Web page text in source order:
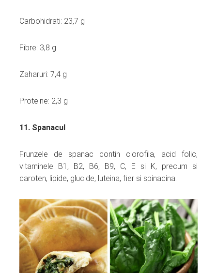
Carbohidrati: 23,7 g
Fibre: 3,8 g
Zaharuri: 7,4 g
Proteine: 2,3 g
11. Spanacul
Frunzele de spanac contin clorofila, acid folic,
vitaminele B1, B2, B6, B9, C, E si K, precum si
caroten, lipide, glucide, luteina, fier si spinacina.